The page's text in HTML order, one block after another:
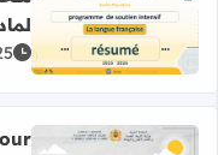
اقرأ المزيد عن